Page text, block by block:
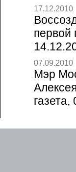
17.12.2010
первой
07.09.2010
Мэр
газета,